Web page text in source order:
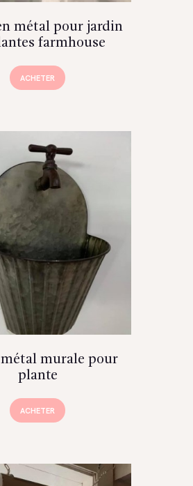
métal pour jardin
farmhouse
ACHETER
métal murale pour
plante
ACHETER